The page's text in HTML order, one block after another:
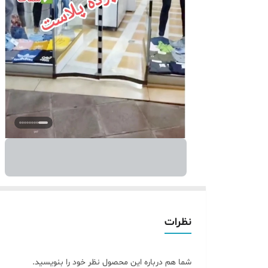
نظرات
شما هم درباره این محصول نظر خود را بنویسید.